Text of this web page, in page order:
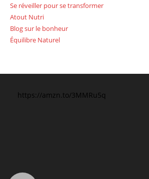
Se réveiller pour se transformer
Atout Nutri
Blog sur le bonheur
Équilibre Naturel
https://amzn.to/3MMRu5q